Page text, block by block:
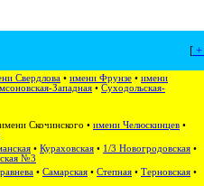
[ +
Свердлова • имени Фрунзе • имени
Западная • Суходольская-
имени Скочинского • имени Челюскинцев •
• Кураховская • 1/3 Новогродовская •
№3
• Самарская • Степная • Терновская •